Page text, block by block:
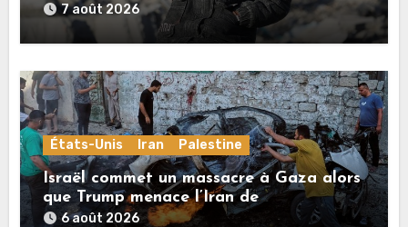
7 août 2026
États-Unis Iran Palestine
Israël commet un massacre à Gaza alors
que Trump menace l’Iran de
«décapitation»
6 août 2026